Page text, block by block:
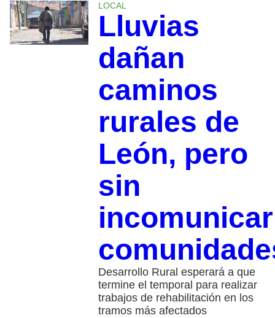
LOCAL
Lluvias
dañan
caminos
rurales de
León, pero
sin
incomunicar
Desarrollo Rural esperará a que
termine el temporal para realizar
trabajos de rehabilitación en los
tramos más afectados